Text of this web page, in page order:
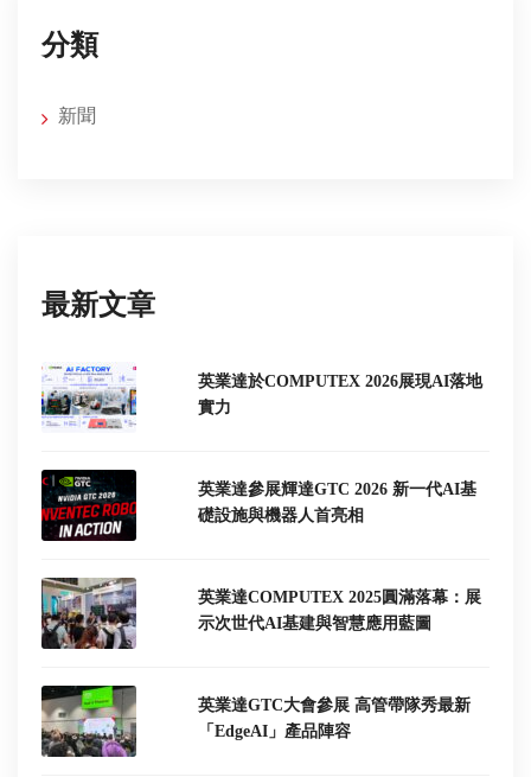
分類
新聞
最新文章
英業達於COMPUTEX 2026展現AI落地
實力
英業達參展輝達GTC 2026 新一代AI基
礎設施與機器人首亮相
英業達COMPUTEX 2025圓滿落幕：展
示次世代AI基建與智慧應用藍圖
英業達GTC大會參展 高管帶隊秀最新
「EdgeAI」產品陣容